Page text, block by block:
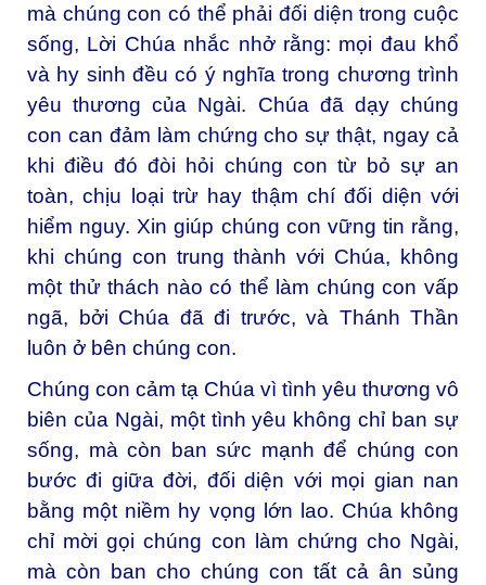
mà chúng con có thể phải đối diện trong cuộc
sống, Lời Chúa nhắc nhở rằng: mọi đau khổ
và hy sinh đều có ý nghĩa trong chương trình
yêu thương của Ngài. Chúa đã dạy chúng
con can đảm làm chứng cho sự thật, ngay cả
khi điều đó đòi hỏi chúng con từ bỏ sự an
toàn, chịu loại trừ hay thậm chí đối diện với
hiểm nguy. Xin giúp chúng con vững tin rằng,
khi chúng con trung thành với Chúa, không
một thử thách nào có thể làm chúng con vấp
ngã, bởi Chúa đã đi trước, và Thánh Thần
luôn ở bên chúng con.
Chúng con cảm tạ Chúa vì tình yêu thương vô
biên của Ngài, một tình yêu không chỉ ban sự
sống, mà còn ban sức mạnh để chúng con
bước đi giữa đời, đối diện với mọi gian nan
bằng một niềm hy vọng lớn lao. Chúa không
chỉ mời gọi chúng con làm chứng cho Ngài,
mà còn ban cho chúng con tất cả ân sủng